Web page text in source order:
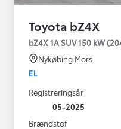
Toyota bZ4X
bZ4X 1A SUV 150 kW
Nykøbing Mors
EL
Registreringsår
05-2025
Brændstof